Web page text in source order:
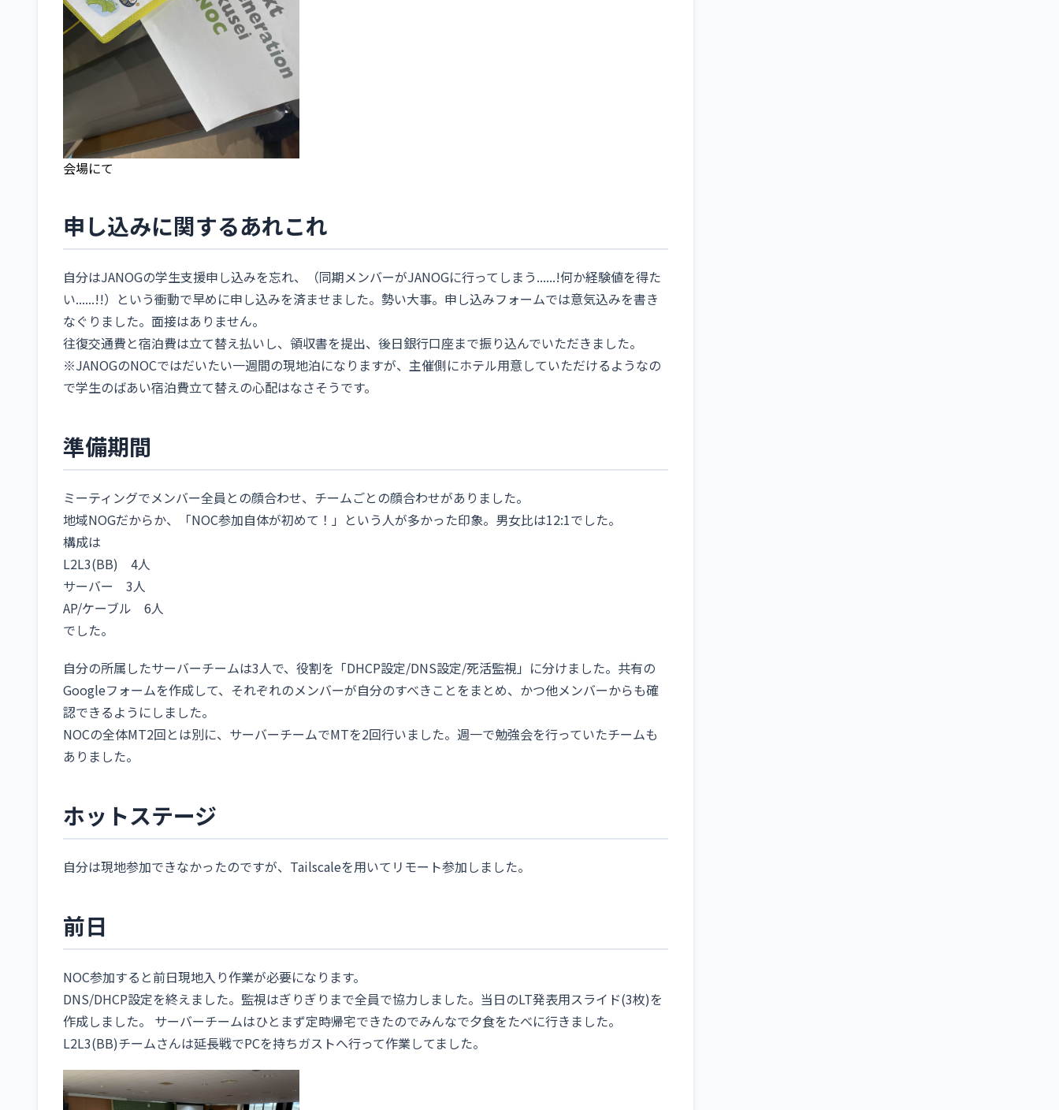
会場にて
申し込みに関するあれこれ
自分はJANOGの学生支援申し込みを忘れ、（同期メンバーがJANOGに行ってしまう......!何か経験値を得た
い......!!）という衝動で早めに申し込みを済ませました。勢い大事。申し込みフォームでは意気込みを書き
なぐりました。面接はありません。
往復交通費と宿泊費は立て替え払いし、領収書を提出、後日銀行口座まで振り込んでいただきました。
※JANOGのNOCではだいたい一週間の現地泊になりますが、主催側にホテル用意していただけるようなの
で学生のばあい宿泊費立て替えの心配はなさそうです。
準備期間
ミーティングでメンバー全員との顔合わせ、チームごとの顔合わせがありました。
地域NOGだからか、「NOC参加自体が初めて！」という人が多かった印象。男女比は12:1でした。
構成は
L2L3(BB) 4人
サーバー 3人
AP/ケーブル 6人
でした。
自分の所属したサーバーチームは3人で、役割を「DHCP設定/DNS設定/死活監視」に分けました。共有の
Googleフォームを作成して、それぞれのメンバーが自分のすべきことをまとめ、かつ他メンバーからも確
認できるようにしました。
NOCの全体MT2回とは別に、サーバーチームでMTを2回行いました。週一で勉強会を行っていたチームも
ありました。
ホットステージ
自分は現地参加できなかったのですが、Tailscaleを用いてリモート参加しました。
前日
NOC参加すると前日現地入り作業が必要になります。
DNS/DHCP設定を終えました。監視はぎりぎりまで全員で協力しました。当日のLT発表用スライド(3枚)を
作成しました。 サーバーチームはひとまず定時帰宅できたのでみんなで夕食をたべに行きました。
L2L3(BB)チームさんは延長戦でPCを持ちガストへ行って作業してました。